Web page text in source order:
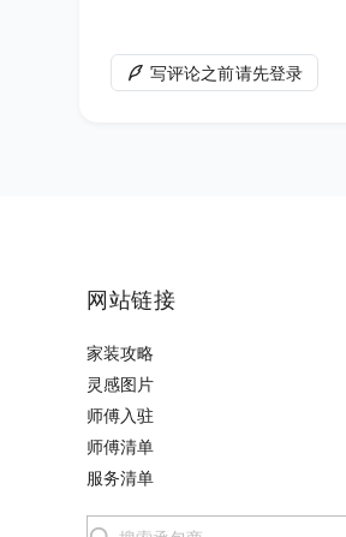
写评论之前请先登录
网站链接
家装攻略
灵感图片
师傅入驻
师傅清单
服务清单